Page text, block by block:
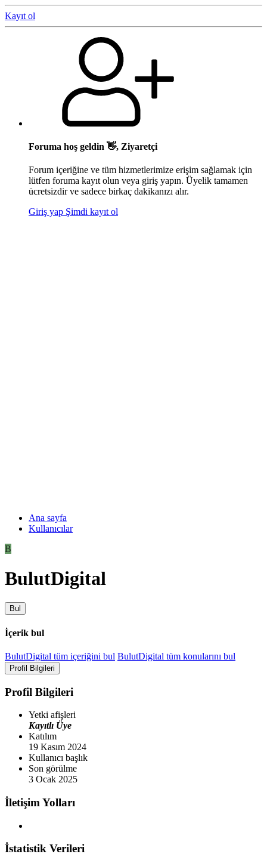
Kayıt ol
Foruma hoş geldin 👋, Ziyaretçi
Forum içeriğine ve tüm hizmetlerimize erişim sağlamak için
lütfen foruma kayıt olun veya giriş yapın. Üyelik tamamen
ücretsizdir ve sadece birkaç dakikanızı alır.
Giriş yap Şimdi kayıt ol
Ana sayfa
Kullanıcılar
B
BulutDigital
Bul
İçerik bul
BulutDigital tüm içeriğini bul BulutDigital tüm konularını bul
Profil Bilgileri
Profil Bilgileri
Yetki afişleri
Kayıtlı Üye
Katılım
19 Kasım 2024
Kullanıcı başlık
Son görülme
3 Ocak 2025
İletişim Yolları
İstatistik Verileri